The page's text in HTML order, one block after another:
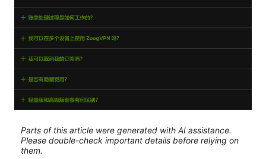
Parts of this article were generated with AI assistance.
Please double-check important details before relying on
them.